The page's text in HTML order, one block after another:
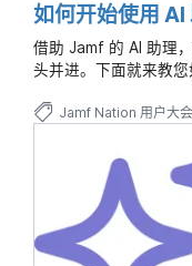
如何开始使用 AI
借助 Jamf 的 AI 助理
头并进。下面就来教您
Jamf Nation 用户大会